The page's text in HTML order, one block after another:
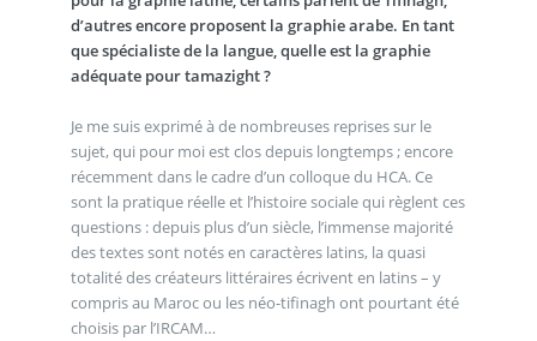
d’autres encore proposent la graphie arabe. En tant
que spécialiste de la langue, quelle est la graphie
adéquate pour tamazight ?
Je me suis exprimé à de nombreuses reprises sur le
sujet, qui pour moi est clos depuis longtemps ; encore
récemment dans le cadre d’un colloque du HCA. Ce
sont la pratique réelle et l’histoire sociale qui règlent ces
questions : depuis plus d’un siècle, l’immense majorité
des textes sont notés en caractères latins, la quasi
totalité des créateurs littéraires écrivent en latins – y
compris au Maroc ou les néo-tifinagh ont pourtant été
choisis par l’IRCAM…